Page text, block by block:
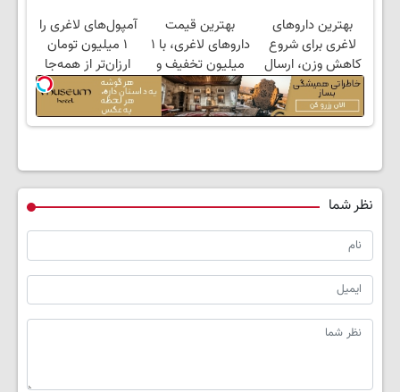
کاهش وزن
پک یخ!
بهترین داروهای
لاغری برای شروع
کاهش وزن، ارسال
از داروخانه های
نزدیکت!
بهترین قیمت
داروهای لاغری، با ۱
میلیون تخفیف و
ارسال از داروخانه‌
آمپول‌های لاغری را
۱ میلیون تومان
ارزان‌تر از همه‌جا
بخر!
نظر شما